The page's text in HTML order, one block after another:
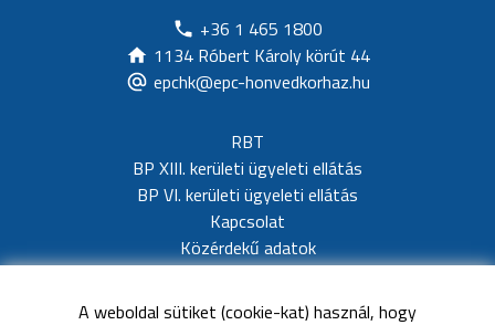
A weboldal sütiket (cookie-kat) használ, hogy
+36 1 465 1800
1134 Róbert Károly körút 44
epchk@epc-honvedkorhaz.hu
RBT
BP XIII. kerületi ügyeleti ellátás
BP VI. kerületi ügyeleti ellátás
Kapcsolat
Közérdekű adatok
Adatvédelem
Akadálymentesítési nyilatkozat